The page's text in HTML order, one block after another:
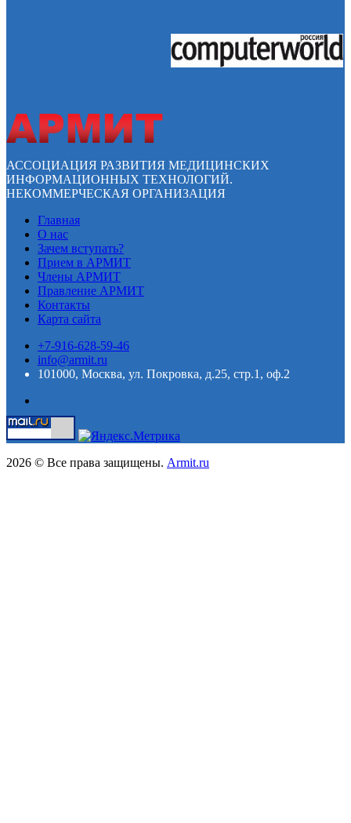
АССОЦИАЦИЯ РАЗВИТИЯ МЕДИЦИНСКИХ
ИНФОРМАЦИОННЫХ ТЕХНОЛОГИЙ.
НЕКОММЕРЧЕСКАЯ ОРГАНИЗАЦИЯ
Главная
О нас
Зачем вступать?
Прием в АРМИТ
Члены АРМИТ
Правление АРМИТ
Контакты
Карта сайта
+7-916-628-59-46
info@armit.ru
101000, Москва, ул. Покровка, д.25, стр.1, оф.2
2026 © Все права защищены. Armit.ru